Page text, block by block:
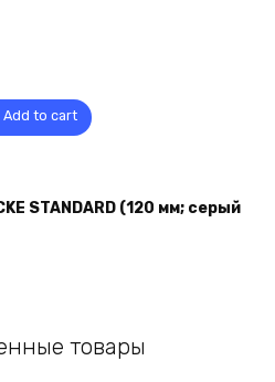
Add to cart
STANDARD (120 мм; серый
товары